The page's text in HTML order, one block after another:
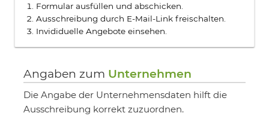
Formular ausfüllen und abschicken.
Ausschreibung durch E-Mail-Link freischalten.
Invididuelle Angebote einsehen.
Angaben zum Unternehmen
Die Angabe der Unternehmensdaten hilft die
Ausschreibung korrekt zuzuordnen.